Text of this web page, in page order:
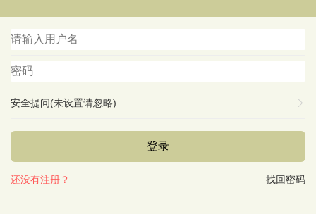
安全提问(未设置请忽略)
登录
找回密码
还没有注册？